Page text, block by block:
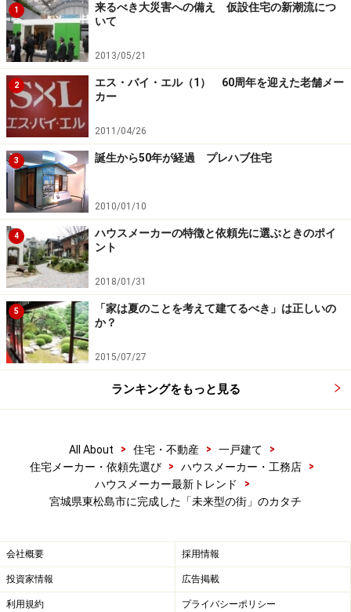
病院や公共施設にも電力を供給
また、既存エネルギーシステムの場合、地震などの大災
害により広い地域に停電などの影響が及びがちですが、
マイクログリッドの場合は分散型ですから、比較的影響
が少なくなるといわれているのもメリットの一つです。
タウン内に設置された非常用バイオディーゼル発電機。蓄電
池なども含め、災害による停電時に周辺の病院なども含め電
力が供給される（クリックすると拡大します）
とはいえ、マイクログリッドにもデメリットはありま
す。分散型電源を基本とするわけですが、太陽光発電や
水力発電、風力発電は天候の状況に左右されがちです。
つまり、電力供給の安定性に欠けるわけです。
また、電力消費が多くなるピーク時間帯（オフィスなど
では昼、家庭では朝や夜）に電力が足りなくなった場合
対し、複数の電源を組み合わせて電力の安定供給を実現
しようというのが、マイクログリッドの基本的な考え方
なのです。
では、ここからは東松島市スマート防災エコタウンにつ
いて紹介していきます。街は「市営柳の目東住宅」と、
周囲4ヵ所にある病院と公共施設（防災拠点となる免許
センター）で構成されています。
1
来るべき大災害への備え 仮設住宅の新潮流につ
いて
2013/05/21
2
エス・バイ・エル（1） 60周年を迎えた老舗メー
カー
2011/04/26
3 誕生から50年が経過 プレハブ住宅
2010/01/10
4
ハウスメーカーの特徴と依頼先に選ぶときのポイ
ント
2018/01/31
5
「家は夏のことを考えて建てるべき」は正しいの
か？
2015/07/27
ランキングをもっと見る
All About > 住宅・不動産 > 一戸建て
>
住宅メーカー・依頼先選び
> ハウスメーカー・工務店
>
ハウスメーカー最新トレンド
>
宮城県東松島市に完成した「未来型の街」のカタチ
会社概要 採用情報
投資家情報 広告掲載
利用規約 プライバシーポリシー